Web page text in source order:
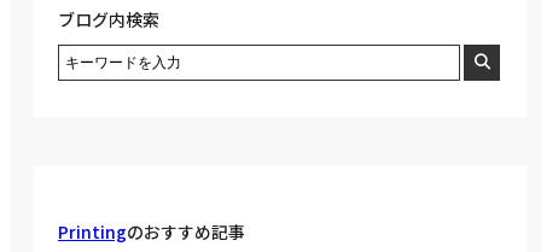
ブログ内検索
Printingのおすすめ記事